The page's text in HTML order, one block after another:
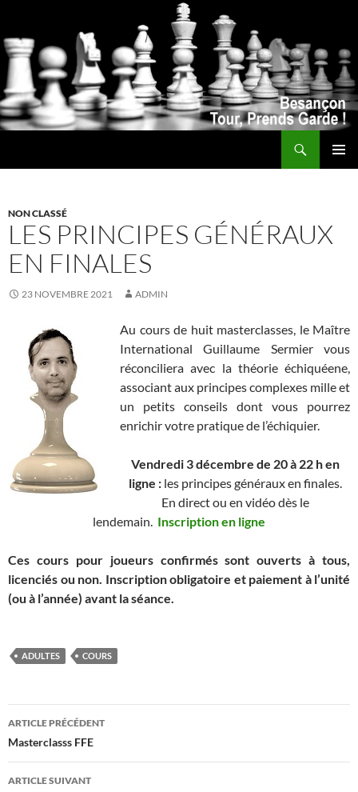
NON CLASSÉ
LES PRINCIPES GÉNÉRAUX
EN FINALES
23 NOVEMBRE 2021 ADMIN
Au cours de huit masterclasses, le Maître
International Guillaume Sermier vous
réconciliera avec la théorie échiquéene,
associant aux principes complexes mille et
un petits conseils dont vous pourrez
enrichir votre pratique de l’échiquier.
Vendredi 3 décembre de 20 à 22 h en
ligne :les principes généraux en finales.
En direct ou en vidéo dès le
lendemain. Inscription en ligne
Ces cours pour joueurs confirmés sont ouverts à tous,
licenciés ou non. Inscription obligatoire et paiement à l’unité
(ou à l’année) avant la séance.
ADULTES COURS
Navigation
des
articles
ARTICLE PRÉCÉDENT
Masterclasss FFE
ARTICLE SUIVANT